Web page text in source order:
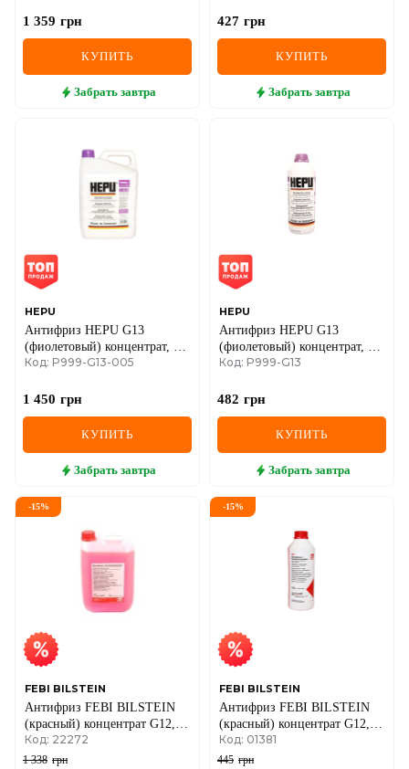
1 359 грн
КУПИТЬ
Забрать завтра
427 грн
КУПИТЬ
Забрать завтра
HEPU
Антифриз HEPU G13
(фиолетовый) концентрат, 5
литров
Код: P999-G13-005
1 450 грн
КУПИТЬ
Забрать завтра
HEPU
Антифриз HEPU G13
(фиолетовый) концентрат, 1,5
литра
Код: P999-G13
482 грн
КУПИТЬ
Забрать завтра
-15%
FEBI BILSTEIN
Антифриз FEBI BILSTEIN
(красный) концентрат G12, 5
литров
Код: 22272
1 338 грн
-15%
FEBI BILSTEIN
Антифриз FEBI BILSTEIN
(красный) концентрат G12,
1,5 литра
Код: 01381
445 грн